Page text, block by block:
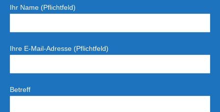
Ihr Name (Pflichtfeld)
Ihre E-Mail-Adresse (Pflichtfeld)
Betreff